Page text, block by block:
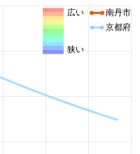
南丹市
京都府
広い
狭い